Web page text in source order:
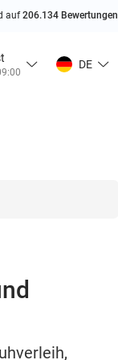
auf206.134 Bewertungen
DE